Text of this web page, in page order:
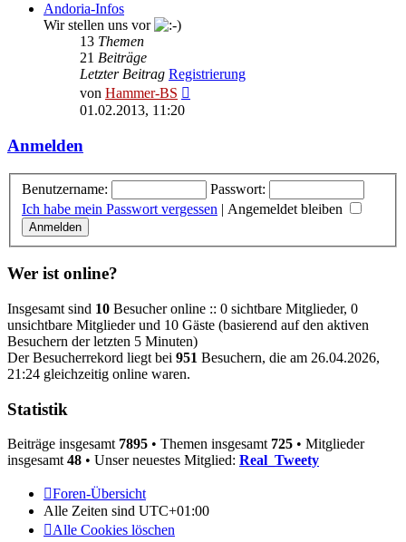
Andoria-Infos
Wir stellen uns vor
13 Themen
21 Beiträge
Letzter Beitrag Registrierung
von Hammer-BS
01.02.2013, 11:20
Anmelden
Benutzername:
Passwort:
Ich habe mein Passwort vergessen | Angemeldet bleiben
Wer ist online?
Insgesamt sind 10 Besucher online :: 0 sichtbare Mitglieder, 0
unsichtbare Mitglieder und 10 Gäste (basierend auf den aktiven
Besuchern der letzten 5 Minuten)
Der Besucherrekord liegt bei 951 Besuchern, die am 26.04.2026,
21:24 gleichzeitig online waren.
Statistik
Beiträge insgesamt 7895 • Themen insgesamt 725 • Mitglieder
insgesamt 48 • Unser neuestes Mitglied: Real_Tweety
Foren-Übersicht
Alle Zeiten sind UTC+01:00
Alle Cookies löschen